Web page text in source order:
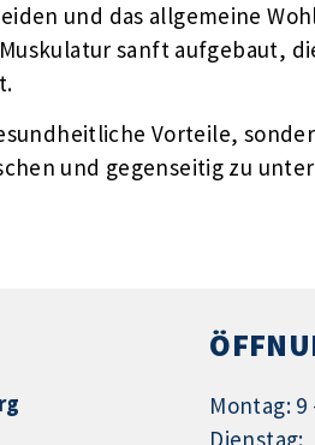
und das allgemeine
sanft aufgebaut,
Vorteile,
und gegenseitig zu
Montag: 9